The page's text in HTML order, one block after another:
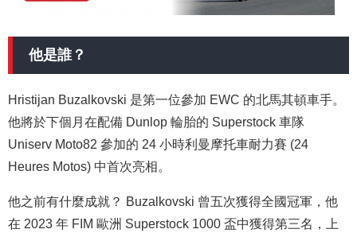
他是誰？
Hristijan Buzalkovski 是第一位參加 EWC 的北馬其頓車手。
他將於下個月在配備 Dunlop 輪胎的 Superstock 車隊
Uniserv Moto82 參加的 24 小時利曼摩托車耐力賽 (24
Heures Motos) 中首次亮相。
他之前有什麼成就？ Buzalkovski 曾五次獲得全國冠軍，他
在 2023 年 FIM 歐洲 Superstock 1000 盃中獲得第三名，上